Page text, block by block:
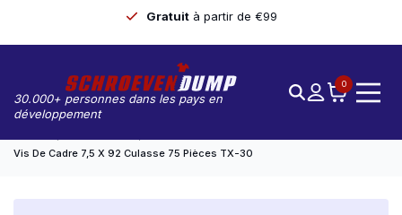
Gratuit à partir de €99
30.000+ personnes dans les pays en
développement
0
Vis De Cadre 7,5 X 92 Culasse 75 Pièces TX-30